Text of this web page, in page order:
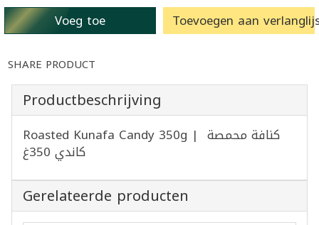
Voeg toe Toevoegen aan
SHARE PRODUCT
Productbeschrijving
Roasted Kunafa Candy 350g | كنافة محمصة
كاندي 350غ
Gerelateerde producten